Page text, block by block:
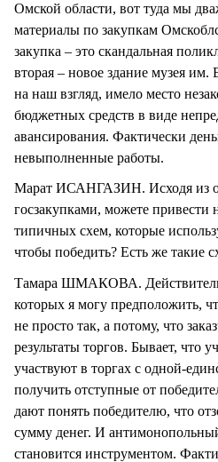
Омской области, вот туда мы
материалы по закупкам
закупка – это скандальная
вторая – новое здание музея им.
на наш взгляд, имело место
бюджетных средств в виде
авансирования. Фактически
невыполненные работы.
Марат ИСАНГАЗИН. Исходя из
госзакупками, можете привести
типичных схем, которые
чтобы победить? Есть же такие
Тамара ШМАКОВА.
которых я могу предположить,
не просто так, а потому, что
результаты торгов. Бывает, что
участвуют в торгах с одной-
получить отступные от
дают понять победителю, что
сумму денег. И
становится инструментом.